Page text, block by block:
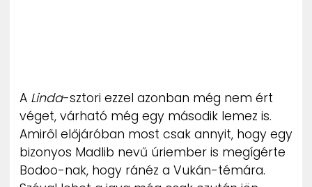
A Linda-sztori ezzel azonban még nem ért
véget, várható még egy második lemez is.
Amiről előjáróban most csak annyit, hogy egy
bizonyos Madlib nevű úriember is megígérte
Bodoo-nak, hogy ránéz a Vukán-témára.